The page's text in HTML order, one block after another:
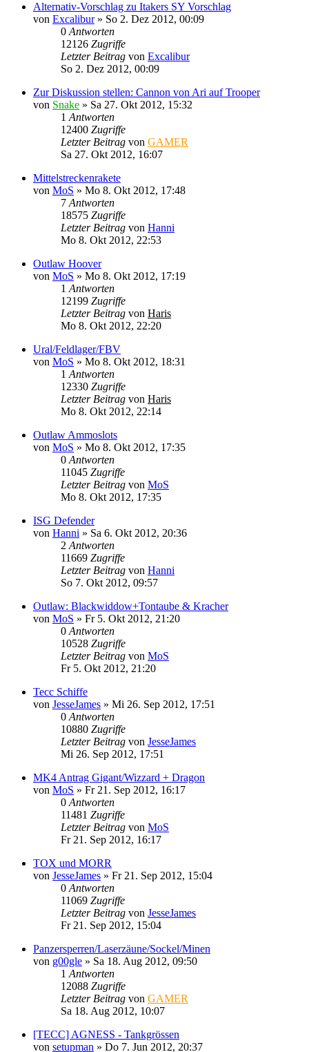
Alternativ-Vorschlag zu Itakers SY Vorschlag
von Excalibur» So 2. Dez 2012, 00:09
0 Antworten
12126 Zugriffe
Letzter Beitrag von Excalibur
So 2. Dez 2012, 00:09
Zur Diskussion stellen: Cannon von Ari auf Trooper
von Snake » Sa 27. Okt 2012, 15:32
1 Antworten
12400 Zugriffe
Letzter Beitrag von GAMER
Sa 27. Okt 2012, 16:07
Mittelstreckenrakete
von MoS » Mo 8. Okt 2012, 17:48
7 Antworten
18575 Zugriffe
Letzter Beitrag von Hanni
Mo 8. Okt 2012, 22:53
Outlaw Hoover
von MoS » Mo 8. Okt 2012, 17:19
1 Antworten
12199 Zugriffe
Letzter Beitrag von Haris
Mo 8. Okt 2012, 22:20
Ural/Feldlager/FBV
von MoS » Mo 8. Okt 2012, 18:31
1 Antworten
12330 Zugriffe
Letzter Beitrag von Haris
Mo 8. Okt 2012, 22:14
Outlaw Ammoslots
von MoS » Mo 8. Okt 2012, 17:35
0 Antworten
11045 Zugriffe
Letzter Beitrag von MoS
Mo 8. Okt 2012, 17:35
ISG Defender
von Hanni » Sa 6. Okt 2012, 20:36
2 Antworten
11669 Zugriffe
Letzter Beitrag von Hanni
So 7. Okt 2012, 09:57
Outlaw: Blackwiddow+Tontaube & Kracher
von MoS » Fr 5. Okt 2012, 21:20
0 Antworten
10528 Zugriffe
Letzter Beitrag von MoS
Fr 5. Okt 2012, 21:20
Tecc Schiffe
von JesseJames » Mi 26. Sep 2012, 17:51
0 Antworten
10880 Zugriffe
Letzter Beitrag von JesseJames
Mi 26. Sep 2012, 17:51
MK4 Antrag Gigant/Wizzard + Dragon
von MoS » Fr 21. Sep 2012, 16:17
0 Antworten
11481 Zugriffe
Letzter Beitrag von MoS
Fr 21. Sep 2012, 16:17
TOX und MORR
von JesseJames » Fr 21. Sep 2012, 15:04
0 Antworten
11069 Zugriffe
Letzter Beitrag von JesseJames
Fr 21. Sep 2012, 15:04
Panzersperren/Laserzäune/Sockel/Minen
von g00gle » Sa 18. Aug 2012, 09:50
1 Antworten
12088 Zugriffe
Letzter Beitrag von GAMER
Sa 18. Aug 2012, 10:07
[TECC] AGNESS - Tankgrössen
von setupman » Do 7. Jun 2012, 20:37